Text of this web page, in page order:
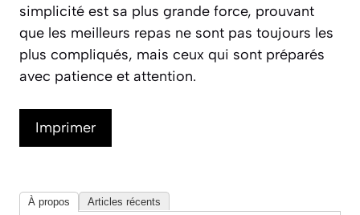
simplicité est sa plus grande force, prouvant
que les meilleurs repas ne sont pas toujours les
plus compliqués, mais ceux qui sont préparés
avec patience et attention.
Imprimer
À propos Articles récents